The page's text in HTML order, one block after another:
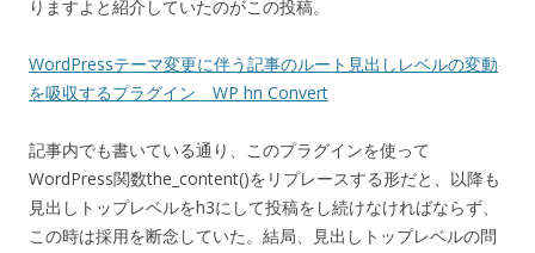
りますよと紹介していたのがこの投稿。
WordPressテーマ変更に伴う記事のルート見出しレベルの変動
を吸収するプラグイン WP hn Convert
記事内でも書いている通り、このプラグインを使って
WordPress関数the_content()をリプレースする形だと、以降も
見出しトップレベルをh3にして投稿をし続けなければならず、
この時は採用を断念していた。結局、見出しトップレベルの問